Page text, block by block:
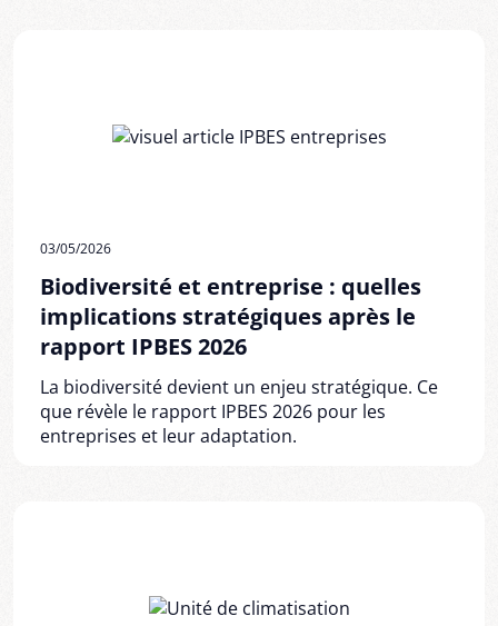
03/05/2026
Biodiversité et entreprise : quelles
implications stratégiques après le
rapport IPBES 2026
La biodiversité devient un enjeu stratégique. Ce
que révèle le rapport IPBES 2026 pour les
entreprises et leur adaptation.